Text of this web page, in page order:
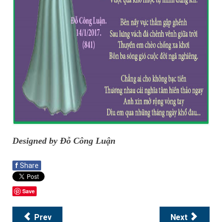
Designed by Đỗ Công Luận
f Share
Save
Prev Next